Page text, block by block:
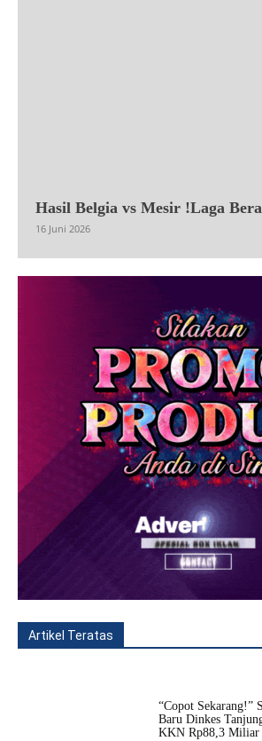
Hasil Belgia vs Mesir !Laga
16 Juni 2026
Artikel Teratas
“Copot Sekarang!”
Baru Dinkes
KKN Rp88,3 Miliar